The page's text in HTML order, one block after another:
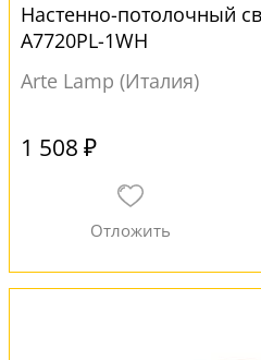
Настенно-потолочный
A7720PL-1WH
Arte Lamp (Италия)
1 508 ₽